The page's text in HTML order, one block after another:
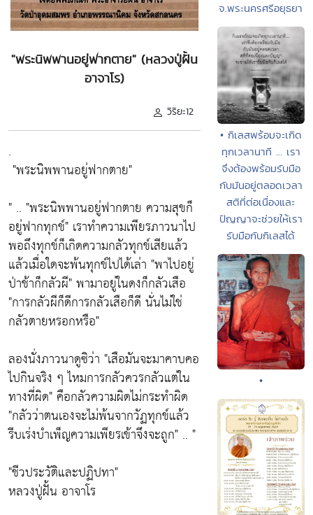
"พระนิพพานอยู่ฟากตาย" (หลวงปู่ฝั้น
อาจาโร)
วิริยะ12
.
"พระนิพพานอยู่ฟากตาย"
" .. "พระนิพพานอยู่ฟากตาย ความสุขก็
อยู่ฟากทุกข์" เราทำความเพียรภาวนาไป
พอถึงทุกข์ก็เกิดความกลัวทุกข์เสียแล้ว
แล้วเมื่อใดจะพ้นทุกข์ไปได้เล่า "พาไปอยู่
ป่าช้าก็กลัวผี"พามาอยู่ในดงก็กลัวเสือ
"การกลัวผีก็ดีการกลัวเสือก็ดี นั่นไม่ใช่
กลัวตายหรอกหรือ"
ลองนั่งภาวนาดูซิว่า "เสือมันจะมาคาบคอ
ไปกินจริง ๆ ไหมการกลัวควรกลัวแต่ใน
ทางที่ผิด"คือกลัวความผิดไม่กระทำผิด
"กลัวว่าตนเองจะไม่พ้นจากวัฏทุกข์แล้ว
รีบเร่งบำเพ็ญความเพียรเข้าจึงจะถูก" .. "
"ชีวประวัติและปฏิปทา"
หลวงปู่ฝั้น อาจาโร
จ.พระนครศรีอยุธยา
• กิเลสพร้อมจะเกิด
ทุกเวลานาที ... เรา
จึงต้องพร้อมรับมือ
กับมันอยู่ตลอดเวลา
สติที่ต่อเนื่องและ
ปัญญาจะช่วยให้เรา
รับมือกับกิเลสได้
•